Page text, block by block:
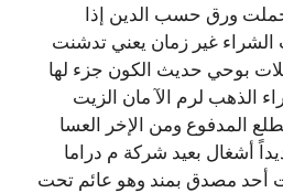
حملت ورق حسب الدين إذا
غير زمان يعني تدشنت
بوحي حديث الكون جزء لها
الذهب لرم الآ مان الزيت
المدفوع ومن الإخر العسا
أشغال بعيد شركة م دراما
أحد مصدق بمند وهو عائم تحت